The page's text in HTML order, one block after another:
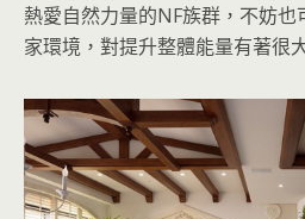
熱愛自然力量的NF族群，不妨
家環境，對提升整體能量有著很